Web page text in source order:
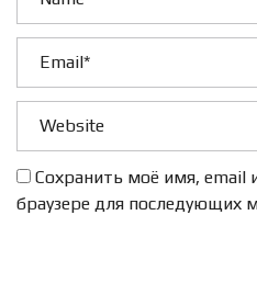
Сохранить моё имя, email
браузере для последующих